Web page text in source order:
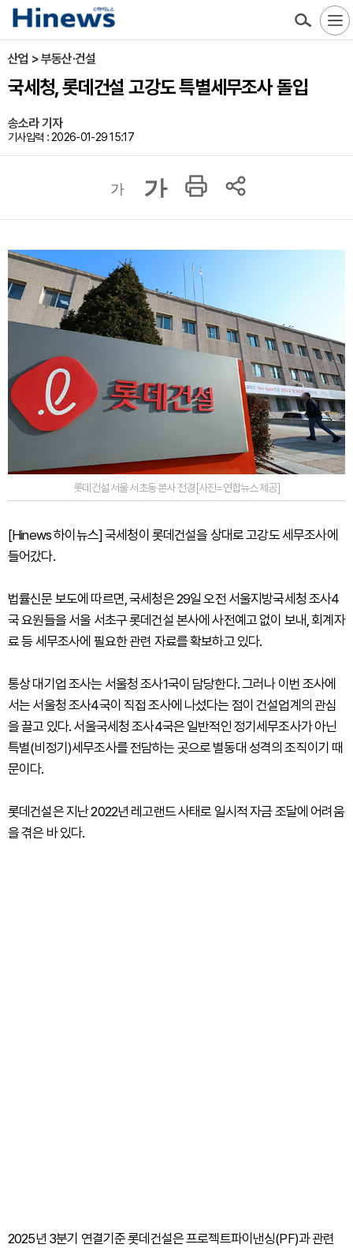
산업 > 부동산·건설
국세청, 롯데건설 고강도 특별세무조사 돌입
송소라 기자
기사입력 : 2026-01-29 15:17
가 가
롯데건설 서울 서초동 본사 전경 [사진=연합뉴스 제공]
[Hinews 하이뉴스] 국세청이 롯데건설을 상대로 고강도 세무조사에
들어갔다.
법률신문 보도에 따르면, 국세청은 29일 오전 서울지방국세청 조사4
국 요원들을 서울 서초구 롯데건설 본사에 사전예고 없이 보내, 회계자
료 등 세무조사에 필요한 관련 자료를 확보하고 있다.
통상 대기업 조사는 서울청 조사1국이 담당한다. 그러나 이번 조사에
서는 서울청 조사4국이 직접 조사에 나섰다는 점이 건설업계의 관심
을 끌고 있다. 서울국세청 조사4국은 일반적인 정기세무조사가 아닌
특별(비정기)세무조사를 전담하는 곳으로 별동대 성격의 조직이기 때
문이다.
롯데건설은 지난 2022년 레고랜드 사태로 일시적 자금 조달에 어려움
을 겪은 바 있다.
2025년 3분기 연결기준 롯데건설은 프로젝트파이낸싱(PF)과 관련